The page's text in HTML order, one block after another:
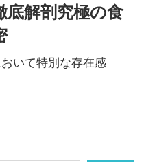
底解剖究極の食
いて特別な存在感